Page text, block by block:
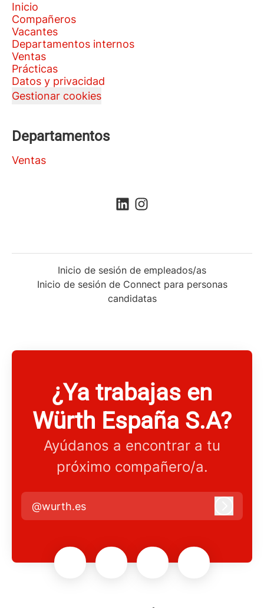
Inicio
Compañeros
Vacantes
Departamentos internos
Ventas
Prácticas
Datos y privacidad
Gestionar cookies
Departamentos
Ventas
Inicio de sesión de empleados/as
Inicio de sesión de Connect para personas
candidatas
¿Ya trabajas en
Würth España S.A?
Ayúdanos a encontrar a tu
próximo compañero/a.
@wurth.es